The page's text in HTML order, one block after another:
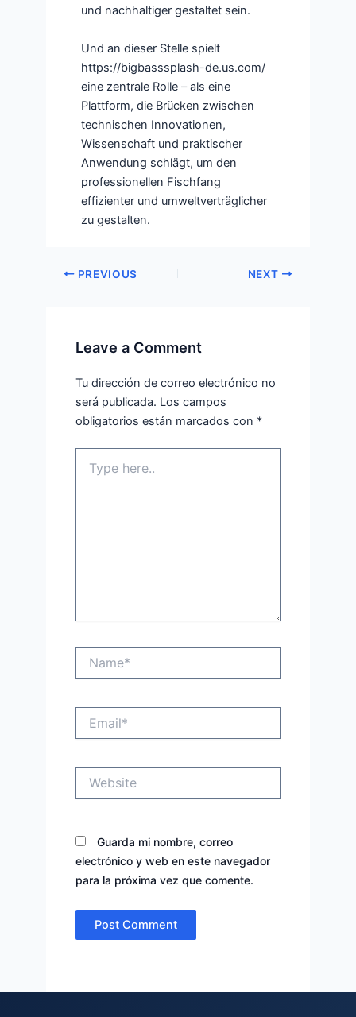
und nachhaltiger gestaltet sein.
Und an dieser Stelle spielt
https://bigbasssplash-de.us.com/
eine zentrale Rolle – als eine
Plattform, die Brücken zwischen
technischen Innovationen,
Wissenschaft und praktischer
Anwendung schlägt, um den
professionellen Fischfang
effizienter und umweltverträglicher
zu gestalten.
PREVIOUS NEXT
Leave a Comment
Tu dirección de correo electrónico no
será publicada. Los campos
obligatorios están marcados con *
here..
Guarda mi nombre, correo
electrónico y web en este navegador
para la próxima vez que comente.